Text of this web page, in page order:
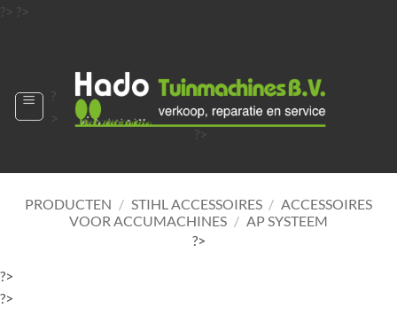
?> ?>
?>
?
PRODUCTEN / STIHL ACCESSOIRES / ACCESSOIRES
VOOR ACCUMACHINES / AP SYSTEEM
?>
?>
?>